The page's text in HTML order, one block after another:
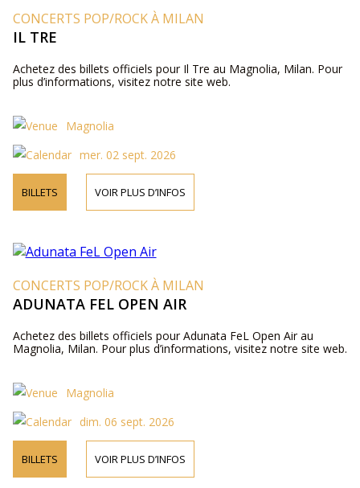
CONCERTS POP/ROCK À MILAN
IL TRE
Achetez des billets officiels pour Il Tre au Magnolia, Milan. Pour
plus d’informations, visitez notre site web.
Magnolia
mer. 02 sept. 2026
BILLETS VOIR PLUS D’INFOS
CONCERTS POP/ROCK À MILAN
ADUNATA FEL OPEN AIR
Achetez des billets officiels pour Adunata FeL Open Air au
Magnolia, Milan. Pour plus d’informations, visitez notre site web.
Magnolia
dim. 06 sept. 2026
BILLETS VOIR PLUS D’INFOS